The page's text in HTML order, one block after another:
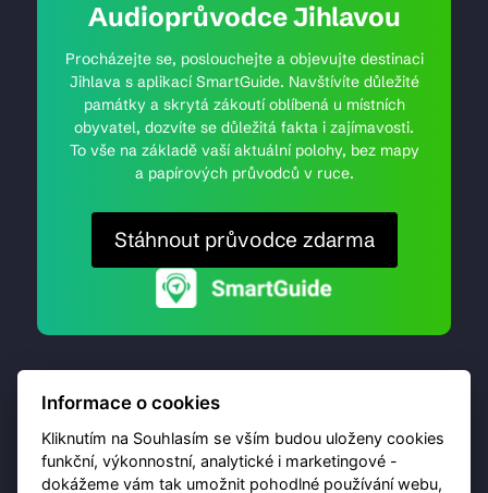
Audioprůvodce Jihlavou
Procházejte se, poslouchejte a objevujte destinaci
Jihlava s aplikací SmartGuide. Navštívíte důležité
památky a skrytá zákoutí oblíbená u místních
obyvatel, dozvíte se důležitá fakta i zajímavosti.
To vše na základě vaší aktuální polohy, bez mapy
a papírových průvodců v ruce.
Stáhnout průvodce zdarma
Informace o cookies
Kliknutím na Souhlasím se vším budou uloženy cookies
funkční, výkonnostní, analytické i marketingové -
dokážeme vám tak umožnit pohodlné používání webu,